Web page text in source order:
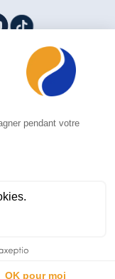
personnelles